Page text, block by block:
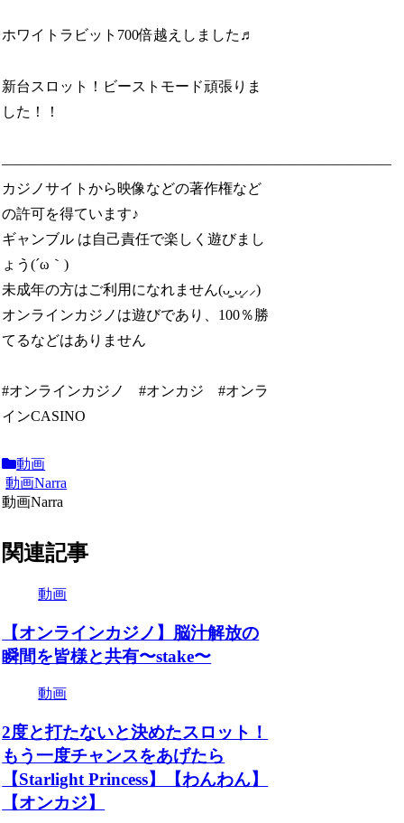
ホワイトラビット700倍越えしました♬︎
新台スロット！ビーストモード頑張りま
した！！
———————————————————————————
カジノサイトから映像などの著作権など
の許可を得ています♪
ギャンブル は自己責任で楽しく遊びまし
ょう(´ω｀)
未成年の方はご利用になれません(ᴗ͈ˬᴗ͈⸝⸝)
オンラインカジノは遊びであり、100％勝
てるなどはありません
#オンラインカジノ #オンカジ #オンラ
インCASINO
動画
動画Narra
動画Narra
関連記事
動画
【オンラインカジノ】脳汁解放の
瞬間を皆様と共有〜stake〜
動画
2度と打たないと決めたスロット！
もう一度チャンスをあげたら
【Starlight Princess】【わんわん】
【オンカジ】